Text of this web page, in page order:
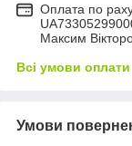
Оплата по
Максим
Всі умови оплати
Умови